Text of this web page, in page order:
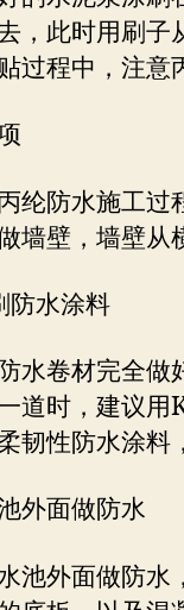
，此时用刷子
过程中，注意
纶防水施工过
墙壁，墙壁从
防水涂料
水卷材完全做
道时，建议用
韧性防水涂料
外面做防水
池外面做防水